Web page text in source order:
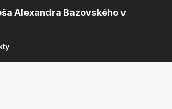
Alexandra Bazovského v